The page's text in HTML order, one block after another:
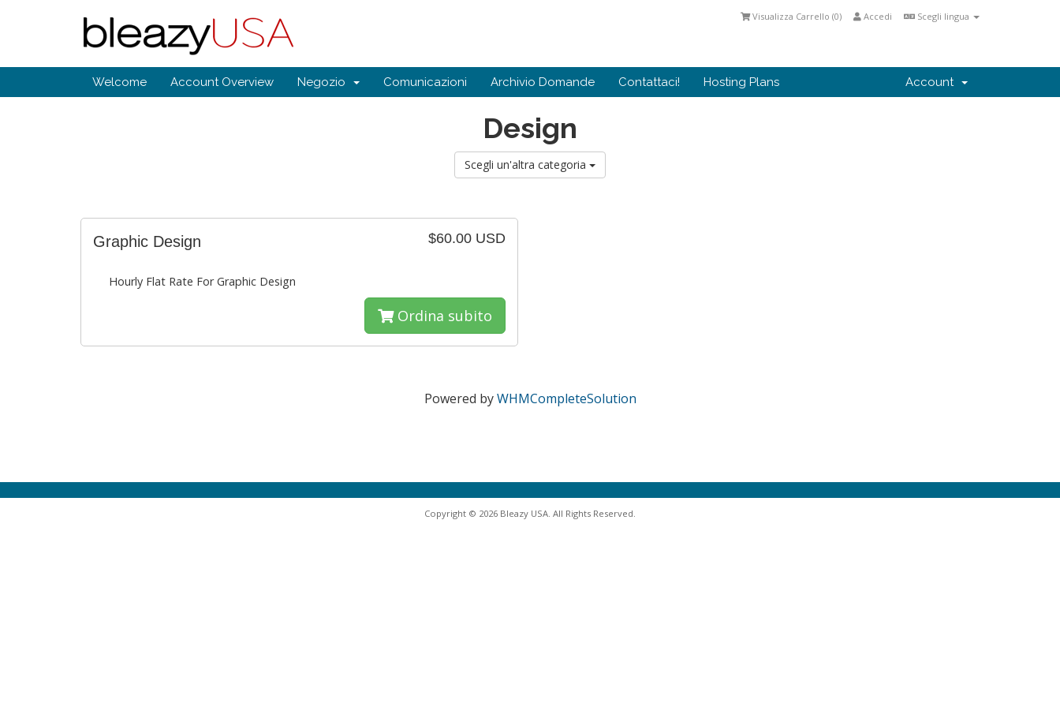
Scegli lingua
Accedi
Visualizza Carrello (0)
Welcome Account Overview Negozio Comunicazioni Archivio Domande Contattaci! Hosting Plans Account
Design
Scegli un'altra categoria
$60.00 USD
Graphic Design
Hourly Flat Rate For Graphic Design
Ordina subito
Powered byWHMCompleteSolution
Copyright © 2026 Bleazy USA. All Rights Reserved.